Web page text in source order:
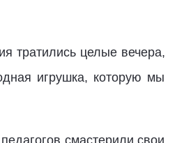
тратились целые вечера,
игрушка, которую мы
смастерили свои